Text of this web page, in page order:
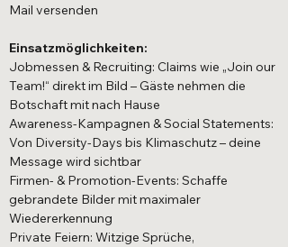
Mail versenden
Einsatzmöglichkeiten:
Jobmessen & Recruiting: Claims wie „Join our
Team!“ direkt im Bild – Gäste nehmen die
Botschaft mit nach Hause
Awareness-Kampagnen & Social Statements:
Von Diversity-Days bis Klimaschutz – deine
Message wird sichtbar
Firmen- & Promotion-Events: Schaffe
gebrandete Bilder mit maximaler
Wiedererkennung
Private Feiern: Witzige Sprüche,